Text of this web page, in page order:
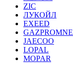
ZIC
ЛУКОЙЛ
EXEED
JAECOO
LOPAL
MOPAR